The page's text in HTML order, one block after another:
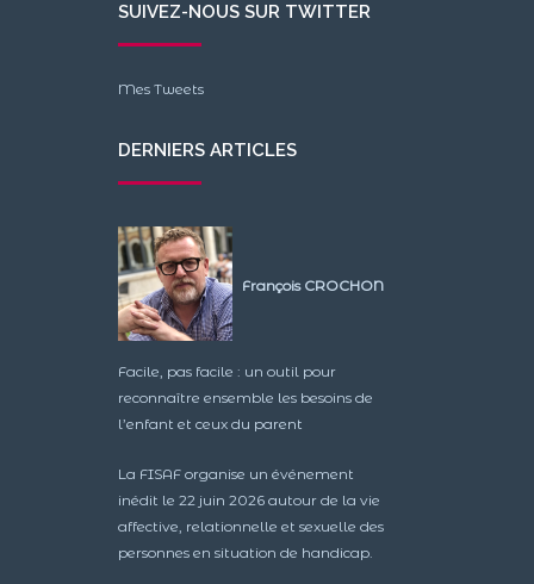
SUIVEZ-NOUS SUR TWITTER
Mes Tweets
DERNIERS ARTICLES
François CROCHON
Facile, pas facile : un outil pour
reconnaître ensemble les besoins de
l’enfant et ceux du parent
La FISAF organise un événement
inédit le 22 juin 2026 autour de la vie
affective, relationnelle et sexuelle des
personnes en situation de handicap.